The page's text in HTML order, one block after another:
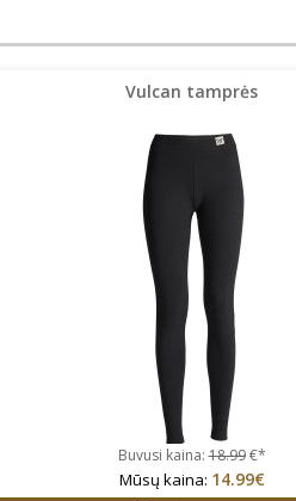
Vulcan tamprės
Buvusi kaina:18.99€*
Mūsų kaina: 14.99€